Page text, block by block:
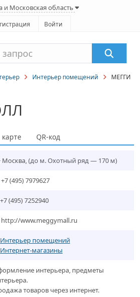
и Московская область
Войти
Интерьер помещений
МЕГГИ
QR-код
Москва,(до м. Охотный ряд — 170 м)
+7 (495) 7979627
+7 (495) 7252940
http://www.meggymall.ru
Интерьер помещений
Интернет-магазины
интерьера, предметы
товаров через интернет.